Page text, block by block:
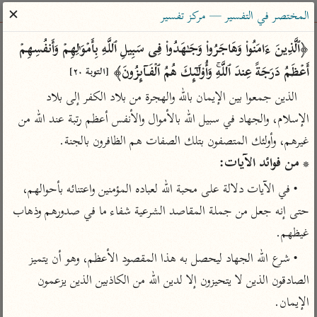
ساهم معنا في نشر القرآن والعلم الشرعي
الباحث القرآني
بحث تفسير علوم مصاحف
Type 2 or more characters for results.
Type 1 or more
characters for results.
أمّهات
تفسير الطبري
تفسير ابن كثير
تفسير القرطبي
تفسير البغوي
فتح البيان للقنوجي
تفسير ابن جزي
معاصرة
الميسر
المختصر في
تفسير السعدي
أيسر التفاسير
المختصر في التفسير — مركز تفسير
✕
أَعۡظَمُ دَرَجَةً عِندَ ٱللَّهِۚ وَأُو۟لَـٰۤىِٕكَ هُمُ ٱلۡفَاۤىِٕزُونَ﴾ [التوبة ٢٠]
غيرهم، وأولئك المتصفون بتلك الصفات هم الظافرون بالجنة.
* من فوائد الآيات:
غيظهم.
• شرع الله الجهاد ليحصل به هذا المقصود الأعظم، وهو أن يتميز
الإيمان.